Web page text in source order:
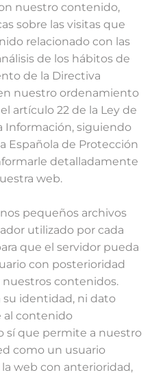
nuestro contenido,
sobre las visitas que
relacionado con las
de los hábitos de
de la Directiva
nuestro ordenamiento
artículo 22 de la Ley de
Información, siguiendo
Española de Protección
detalladamente
web.
pequeños archivos
utilizado por cada
que el servidor pueda
con posterioridad
nuestros contenidos.
su identidad, ni dato
al contenido
sí que permite a nuestro
como un usuario
web con anterioridad,